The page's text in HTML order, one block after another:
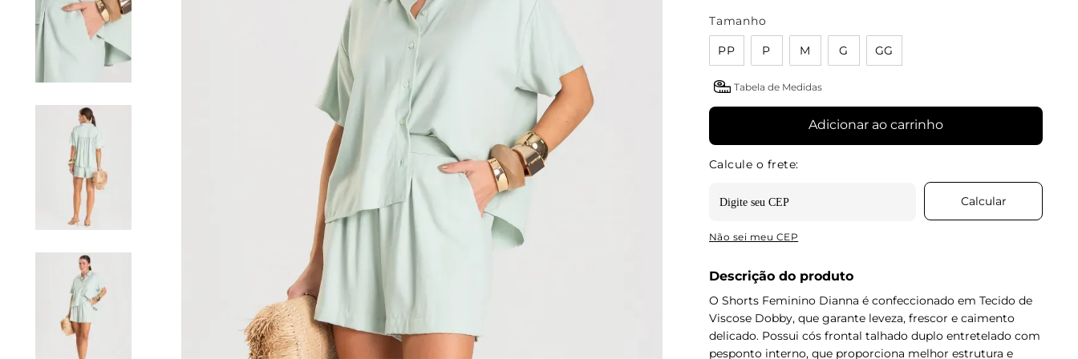
Tamanho
PP P M G GG
Tabela de Medidas
Adicionar ao carrinho
Não sei meu CEP
Descrição do produto
O Shorts Feminino Dianna é confeccionado em Tecido de
Viscose Dobby, que garante leveza, frescor e caimento
delicado. Possui cós frontal talhado duplo entretelado com
pesponto interno, que proporciona melhor estrutura e